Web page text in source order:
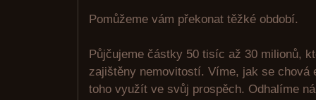
Pomůžeme vám překonat těžké období.
Půjčujeme částky 50 tisíc až 30 milionů,
zajištěny nemovitostí. Víme, jak se chová
toho využít ve svůj prospěch. Odhalíme